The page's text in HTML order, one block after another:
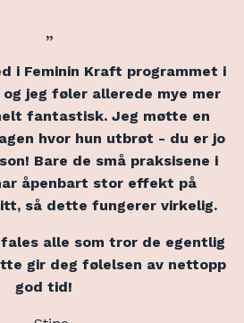
”
i Feminin Kraft programmet i
jeg føler allerede mye mer
fantastisk. Jeg møtte en
hvor hun utbrøt - du er jo
Bare de små praksisene i
åpenbart stor effekt på
så dette fungerer virkelig.
alle som tror de egentlig
gir deg følelsen av nettopp
god tid!